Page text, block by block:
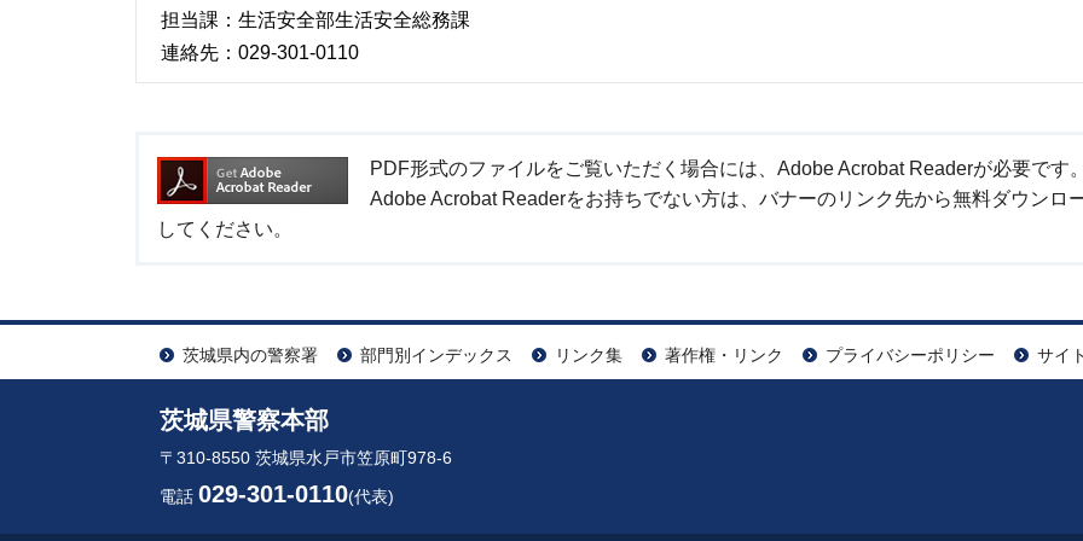
担当課：生活安全部生活安全総務課
連絡先：029-301-0110
PDF形式のファイルをご覧いただく場合には、Adobe Acrobat Readerが必要です。
Adobe Acrobat Readerをお持ちでない方は、バナーのリンク先から無料ダウンロ
してください。
茨城県内の警察署 部門別インデックス リンク集 著作権・リンク プライバシーポリシー サイ
茨城県警察本部
〒310-8550 茨城県水戸市笠原町978-6
電話 029-301-0110(代表)